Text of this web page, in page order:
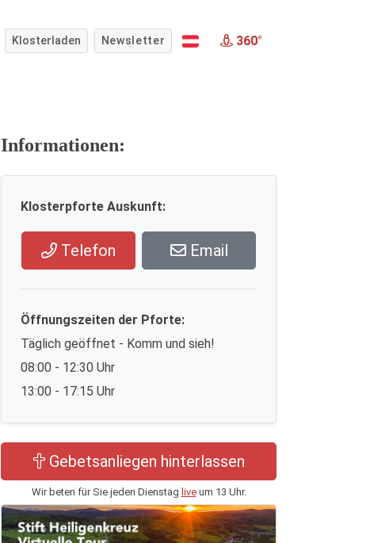
Klosterladen Newsletter 360°
Informationen:
Klosterpforte Auskunft:
Telefon Email
Öffnungszeiten der Pforte:
Täglich geöffnet - Komm und sieh!
08:00 - 12:30 Uhr
13:00 - 17:15 Uhr
Gebetsanliegen hinterlassen
Wir beten für Sie jeden Dienstag liveum 13 Uhr.